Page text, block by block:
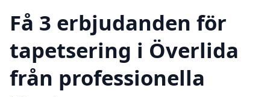
Få 3 erbjudanden för
tapetsering i Överlida
från professionella